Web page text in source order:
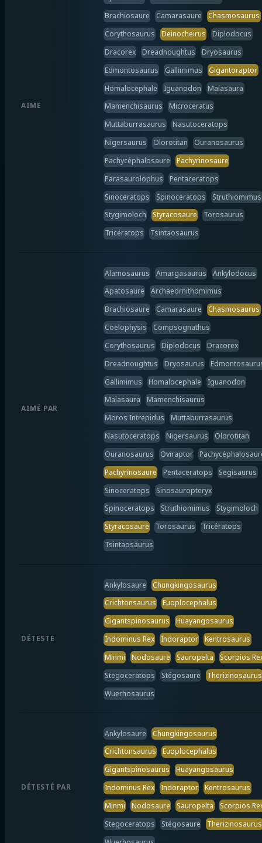
AIME
Brachiosaure
Camarasaure
Chasmosaurus
Corythosaurus
Deinocheirus
Diplodocus
Dracorex
Dreadnoughtus
Dryosaurus
Edmontosaurus
Gallimimus
Gigantoraptor
Homalocephale
Iguanodon
Maiasaura
Mamenchisaurus
Microceratus
Muttaburrasaurus
Nasutoceratops
Nigersaurus
Olorotitan
Ouranosaurus
Pachycéphalosaure
Pachyrinosaure
Parasaurolophus
Pentaceratops
Sinoceratops
Spinoceratops
Struthiomimus
Stygimoloch
Styracosaure
Torosaurus
Tricératops
Tsintaosaurus
AIMÉ PAR
Alamosaurus Amargasaurus
Ankylodocus
Apatosaure
Archaeornithomimus
Brachiosaure
Camarasaure
Chasmosaurus
Coelophysis
Compsognathus
Corythosaurus
Diplodocus
Dracorex
Dreadnoughtus
Dryosaurus
Gallimimus
Homalocephale
Iguanodon
Maiasaura
Mamenchisaurus
Moros Intrepidus
Muttaburrasaurus
Nasutoceratops
Nigersaurus
Olorotitan
Ouranosaurus
Oviraptor
Pachyrinosaure
Pentaceratops
Segisaurus
Sinoceratops
Sinosauropteryx
Spinoceratops
Struthiomimus
Stygimoloch
Styracosaure
Torosaurus
Tricératops
Tsintaosaurus
DÉTESTE
Ankylosaure
Chungkingosaurus
Crichtonsaurus
Euoplocephalus
Gigantspinosaurus
Huayangosaurus
Indominus Rex
Indoraptor
Kentrosaurus
Minmi
Nodosaure Sauropelta
Scorpios
Stegoceratops
Stégosaure
Therizinosaurus
Wuerhosaurus
DÉTESTÉ PAR
Ankylosaure
Chungkingosaurus
Crichtonsaurus
Euoplocephalus
Gigantspinosaurus
Huayangosaurus
Indominus Rex
Indoraptor
Kentrosaurus
Minmi
Nodosaure Sauropelta
Scorpios
Stegoceratops
Stégosaure
Therizinosaurus